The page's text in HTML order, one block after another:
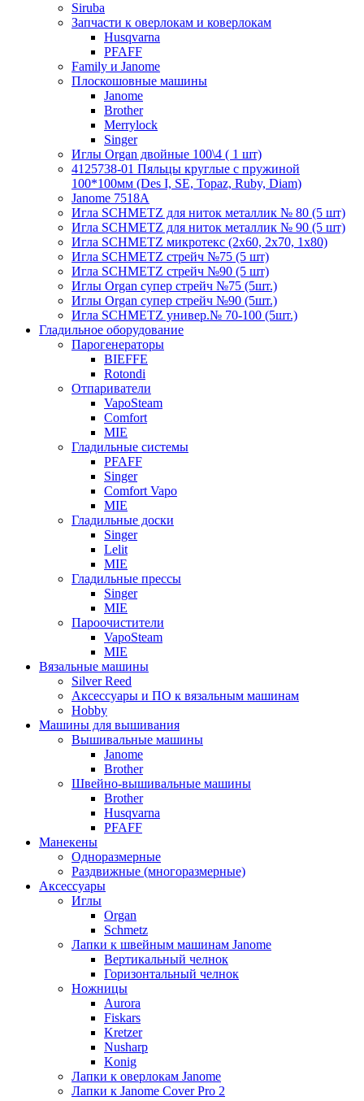
Siruba
Запчасти к оверлокам и коверлокам
Husqvarna
PFAFF
Family и Janome
Плоскошовные машины
Janome
Brother
Merrylock
Singer
Иглы Organ двойные 100\4 ( 1 шт)
4125738-01 Пяльцы круглые с пружиной
100*100мм (Des I, SE, Topaz, Ruby, Diam)
Janome 7518A
Игла SCHMETZ для ниток металлик № 80 (5 шт)
Игла SCHMETZ для ниток металлик № 90 (5 шт)
Игла SCHMETZ микротекс (2х60, 2х70, 1х80)
Игла SCHMETZ стрейч №75 (5 шт)
Игла SCHMETZ стрейч №90 (5 шт)
Иглы Organ супер стрейч №75 (5шт.)
Иглы Organ супер стрейч №90 (5шт.)
Игла SCHMETZ универ.№ 70-100 (5шт.)
Гладильное оборудование
Парогенераторы
BIEFFE
Rotondi
Отпариватели
VapoSteam
Comfort
MIE
Гладильные системы
PFAFF
Singer
Comfort Vapo
MIE
Гладильные доски
Singer
Lelit
MIE
Гладильные прессы
Singer
MIE
Пароочистители
VapoSteam
MIE
Вязальные машины
Silver Reed
Аксессуары и ПО к вязальным машинам
Hobby
Машины для вышивания
Вышивальные машины
Janome
Brother
Швейно-вышивальные машины
Brother
Husqvarna
PFAFF
Манекены
Одноразмерные
Раздвижные (многоразмерные)
Аксессуары
Иглы
Organ
Schmetz
Лапки к швейным машинам Janome
Вертикальный челнок
Горизонтальный челнок
Ножницы
Aurora
Fiskars
Kretzer
Nusharp
Konig
Лапки к оверлокам Janome
Лапки к Janome Cover Pro 2